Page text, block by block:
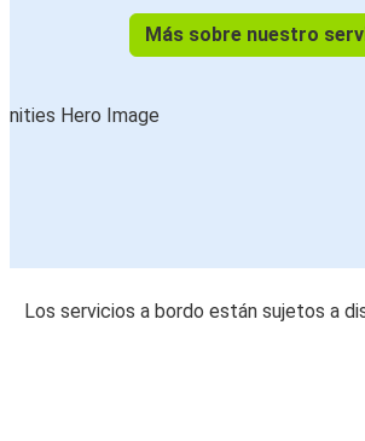
Más sobre nuestro
Los servicios a bordo están sujetos a